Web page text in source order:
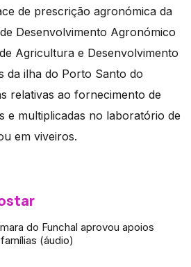
de prescrição agronómica da
Desenvolvimento Agronómico
Agricultura e Desenvolvimento
da ilha do Porto Santo do
relativas ao fornecimento de
e multiplicadas no laboratório de
em viveiros.
do Funchal aprovou apoios
(áudio)